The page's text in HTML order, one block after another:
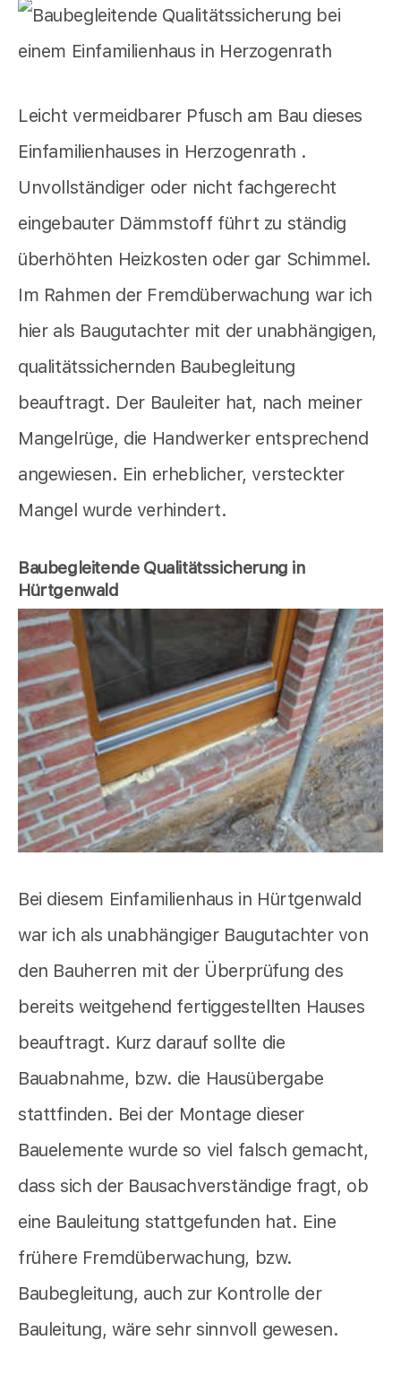
Leicht vermeidbarer Pfusch am Bau dieses
Einfamilienhauses in Herzogenrath .
Unvollständiger oder nicht fachgerecht
eingebauter Dämmstoff führt zu ständig
überhöhten Heizkosten oder gar Schimmel.
Im Rahmen der Fremdüberwachung war ich
hier als Baugutachter mit der unabhängigen,
qualitätssichernden Baubegleitung
beauftragt. Der Bauleiter hat, nach meiner
Mangelrüge, die Handwerker entsprechend
angewiesen. Ein erheblicher, versteckter
Mangel wurde verhindert.
Baubegleitende Qualitätssicherung in
Hürtgenwald
Bei diesem Einfamilienhaus in Hürtgenwald
war ich als unabhängiger Baugutachter von
den Bauherren mit der Überprüfung des
bereits weitgehend fertiggestellten Hauses
beauftragt. Kurz darauf sollte die
Bauabnahme, bzw. die Hausübergabe
stattfinden. Bei der Montage dieser
Bauelemente wurde so viel falsch gemacht,
dass sich der Bausachverständige fragt, ob
eine Bauleitung stattgefunden hat. Eine
frühere Fremdüberwachung, bzw.
Baubegleitung, auch zur Kontrolle der
Bauleitung, wäre sehr sinnvoll gewesen.